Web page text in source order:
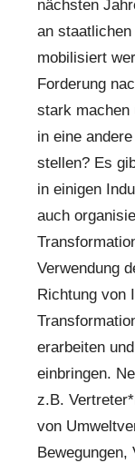
nächsten
an
mobilisiert
Forderung
stark machen
in eine
stellen? Es
in einigen
auch
Verwendung
Richtung von
erarbeiten
einbringen.
z.B.
von